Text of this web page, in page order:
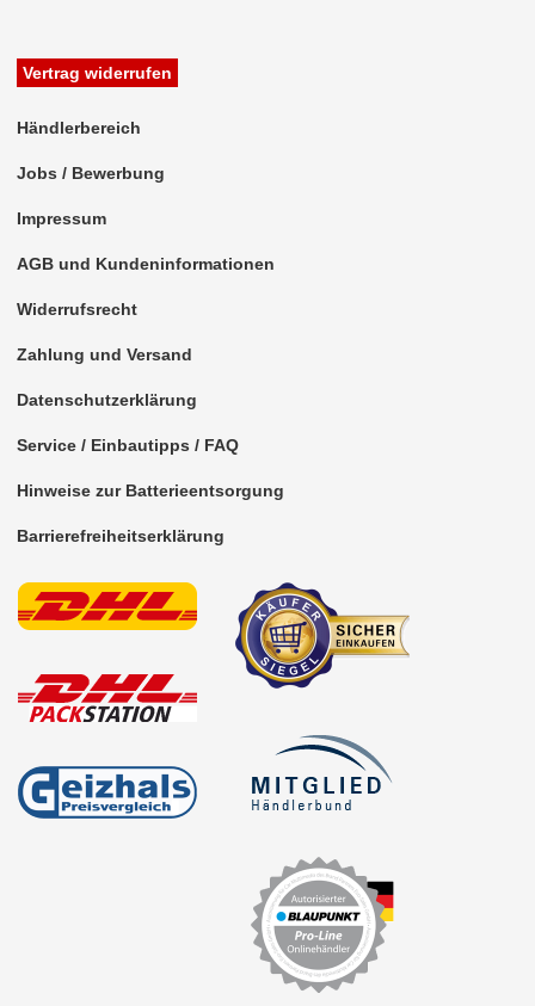
für Ram
für Seat
für Skoda
für Smart
für Ssangyong
für Subaru
für Suzuki
für Toyota
für Volkswagen
für Volvo
Universal
Vertrag widerrufen
Händlerbereich
Jobs / Bewerbung
Impressum
AGB und Kundeninformationen
Widerrufsrecht
Zahlung und Versand
Datenschutzerklärung
Service / Einbautipps / FAQ
Hinweise zur Batterieentsorgung
Barrierefreiheitserklärung